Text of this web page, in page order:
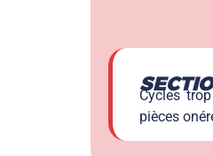
Cycles
pièces